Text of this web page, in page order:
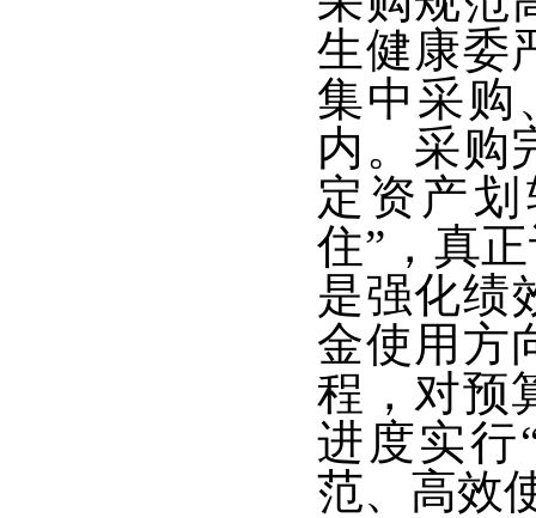
生健康委
集中采购
内。采购
定资产
住”，真
是强化绩
金使用方
程，对预
进度实行
范、高效